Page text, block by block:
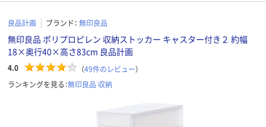
良品計画 ブランド： 無印良品
無印良品 ポリプロピレン 収納ストッカー キャスター付き２ 約幅
18×奥行40×高さ83cm 良品計画
4.0 （49件のレビュー）
ランキングを見る：無印良品 収納